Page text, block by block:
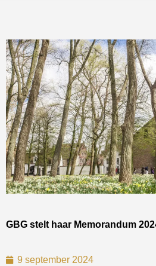
GBG stelt haar Memorandum
9 september 2024